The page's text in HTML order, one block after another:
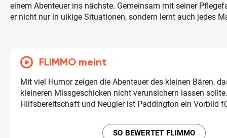
einem Abenteuer ins nächste. Gemeinsam mit seiner
er nicht nur in ulkige Situationen, sondern lernt auch jedes
FLIMMO meint
Mit viel Humor zeigen die Abenteuer des kleinen Bären,
kleineren Missgeschicken nicht verunsichern lassen
Hilfsbereitschaft und Neugier ist Paddington ein Vorbild
SO BEWERTET FLIMMO